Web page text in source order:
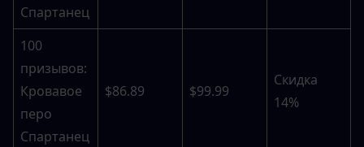
Спартанец
100
призывов:
Кровавое
перо
Спартанец
$86.89 $99.99
Скидка
14%